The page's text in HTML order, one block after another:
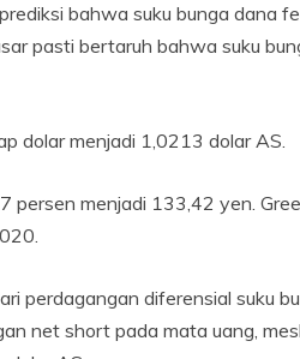
bahwa suku bunga dana
pasti bertaruh bahwa suku
dolar menjadi 1,0213 dolar AS.
persen menjadi 133,42 yen.
perdagangan diferensial suku
net short pada mata uang,